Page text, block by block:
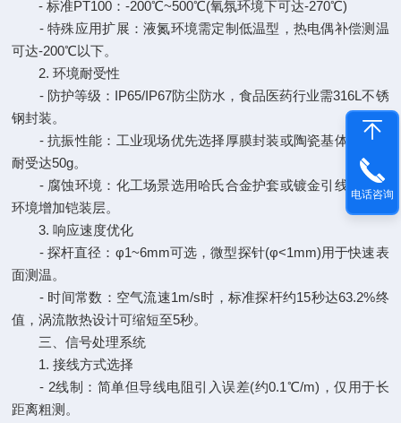
- 标准PT100：-200℃~500℃(氧氛环境下可达-270℃)
- 特殊应用扩展：液氮环境需定制低温型，热电偶补偿测温
可达-200℃以下。
2. 环境耐受性
- 防护等级：IP65/IP67防尘防水，食品医药行业需316L不锈
钢封装。
- 抗振性能：工业现场优先选择厚膜封装或陶瓷基体，振动
耐受达50g。
- 腐蚀环境：化工场景选用哈氏合金护套或镀金引线，海洋
环境增加铠装层。
3. 响应速度优化
- 探杆直径：φ1~6mm可选，微型探针(φ<1mm)用于快速表
面测温。
- 时间常数：空气流速1m/s时，标准探杆约15秒达63.2%终
值，涡流散热设计可缩短至5秒。
三、信号处理系统
1. 接线方式选择
- 2线制：简单但导线电阻引入误差(约0.1℃/m)，仅用于长
距离粗测。
电话咨询